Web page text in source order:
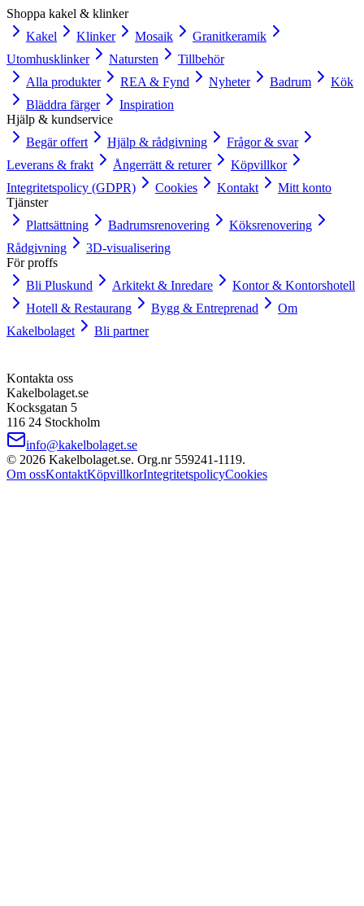
Shoppa kakel & klinker
Kakel
Klinker Mosaik
Granitkeramik
Utomhusklinker
Natursten
Tillbehör
Alla produkter
REA & Fynd Nyheter Badrum
Kök
Bläddra färger
Inspiration
Hjälp & kundservice
Begär offert
Hjälp & rådgivning
Frågor & svar
Leverans & frakt
Ångerrätt & returer
Köpvillkor
Integritetspolicy (GDPR)
Cookies Kontakt
Mitt konto
Tjänster
Plattsättning
Badrumsrenovering
Köksrenovering
Rådgivning
3D-visualisering
För proffs
Bli Pluskund
Arkitekt & Inredare
Kontor & Kontorshotell
Hotell & Restaurang
Bygg & Entreprenad
Om
Kakelbolaget
Bli partner
Kontakta oss
Kakelbolaget.se
Kocksgatan 5
116 24 Stockholm
info@kakelbolaget.se
© 2026 Kakelbolaget.se. Org.nr 559241‑1119.
Om ossKontaktKöpvillkorIntegritetspolicyCookies